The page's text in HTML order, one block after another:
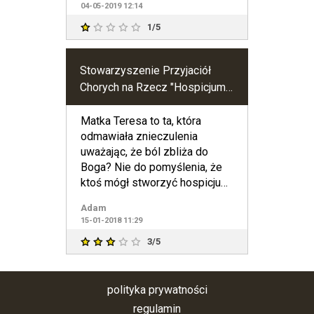
04-05-2019 12:14
1/5
Stowarzyszenie Przyjaciół
Chorych na Rzecz "Hospicjum
Gdańskiego im. Matki Teresy z
Kalkuty"
Matka Teresa to ta, która
odmawiała znieczulenia
uważając, że ból zbliża do
Boga? Nie do pomyślenia, że
ktoś mógł stworzyć hospicjum
Adam
15-01-2018 11:29
3/5
polityka prywatności
regulamin